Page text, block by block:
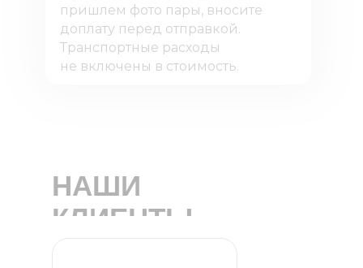
пришлем фото пары, вносите
доплату перед отправкой.
Транспортные расходы
не включены в стоимость.
НАШИ
КЛИЕНТЫ